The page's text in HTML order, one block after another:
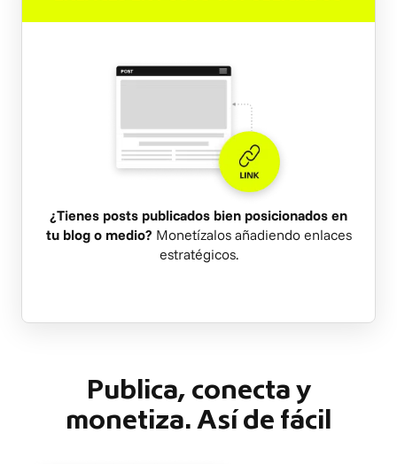
¿Tienes posts publicados bien posicionados en
tu blog o medio? Monetízalos añadiendo enlaces
estratégicos.
Publica, conecta y
monetiza. Así de fácil